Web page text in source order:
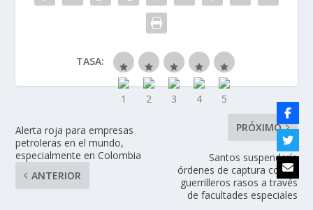
TASA:
Alerta roja para empresas
petroleras en el mundo,
especialmente en Colombia
ANTERIOR
PRÓXIMO
Santos suspendería
órdenes de captura contra
guerrilleros rasos a través
de facultades especiales